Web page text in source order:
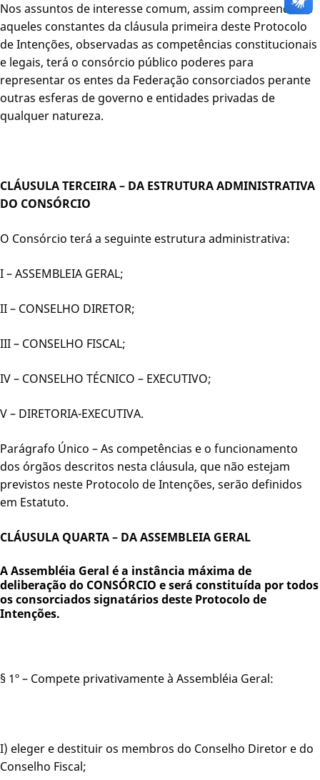
Nos assuntos de interesse comum, assim compreendidos
aqueles constantes da cláusula primeira deste Protocolo
de Intenções, observadas as competências constitucionais
e legais, terá o consórcio público poderes para
representar os entes da Federação consorciados perante
outras esferas de governo e entidades privadas de
qualquer natureza.
CLÁUSULA TERCEIRA – DA ESTRUTURA ADMINISTRATIVA
DO CONSÓRCIO
O Consórcio terá a seguinte estrutura administrativa:
I – ASSEMBLEIA GERAL;
II – CONSELHO DIRETOR;
III – CONSELHO FISCAL;
IV – CONSELHO TÉCNICO – EXECUTIVO;
V – DIRETORIA-EXECUTIVA.
Parágrafo Único – As competências e o funcionamento
dos órgãos descritos nesta cláusula, que não estejam
previstos neste Protocolo de Intenções, serão definidos
em Estatuto.
CLÁUSULA QUARTA – DA ASSEMBLEIA GERAL
A Assembléia Geral é a instância máxima de
deliberação do CONSÓRCIO e será constituída por todos
os consorciados signatários deste Protocolo de
Intenções.
§ 1º – Compete privativamente à Assembléia Geral:
I) eleger e destituir os membros do Conselho Diretor e do
Conselho Fiscal;